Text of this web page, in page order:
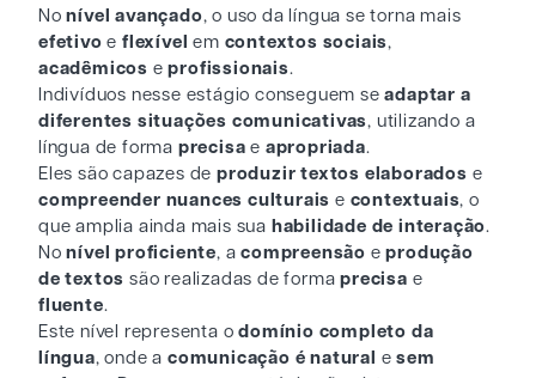
Nonível avançado, o uso da língua se torna mais
efetivoeflexívelem contextos sociais,
acadêmicos eprofissionais.
Indivíduos nesse estágio conseguem seadaptar a
diferentes situações comunicativas, utilizando a
língua de forma precisae apropriada.
Eles são capazes de produzir textos elaborados e
compreender nuances culturais e contextuais, o
que amplia ainda mais sua habilidade de interação.
Nonível proficiente, acompreensão e produção
de textos são realizadas de formaprecisa e
fluente.
Este nível representa odomínio completo da
língua, onde acomunicação é natural esem